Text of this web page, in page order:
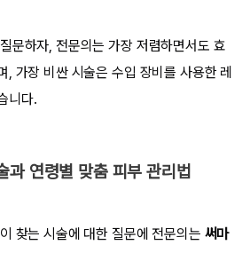
문하자, 전문의는 가장 저렴하면서도 효
, 가장 비싼 시술은 수입 장비를 사용한 레
니다.
과 연령별 맞춤 피부 관리법
찾는 시술에 대한 질문에 전문의는 써마